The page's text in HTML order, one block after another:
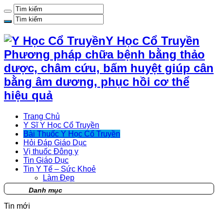
Y Học Cổ Truyền
Phương pháp chữa bệnh bằng thảo
dược, châm cứu, bấm huyệt giúp cân
bằng âm dương, phục hồi cơ thể
hiệu quả
Trang Chủ
Y Sĩ Y Học Cổ Truyền
Bài Thuốc Y Học Cổ Truyền
Hỏi Đáp Giáo Dục
Vị thuốc Đông y
Tin Giáo Dục
Tin Y Tế – Sức Khoẻ
Làm Đẹp
Danh mục
Tin mới